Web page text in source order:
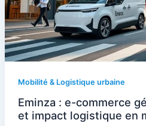
Mobilité & Logistique urbaine
Eminza : e-commerce
et impact logistique en